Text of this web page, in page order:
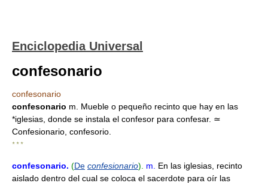
Enciclopedia Universal
confesonario
confesonario
confesonario m. Mueble o pequeño recinto que hay en las
*iglesias, donde se instala el confesor para confesar. ≃
Confesionario, confesorio.
* * *
confesonario. (De confesionario). m.
En las iglesias, recinto
aislado dentro del cual se coloca el sacerdote para oír las